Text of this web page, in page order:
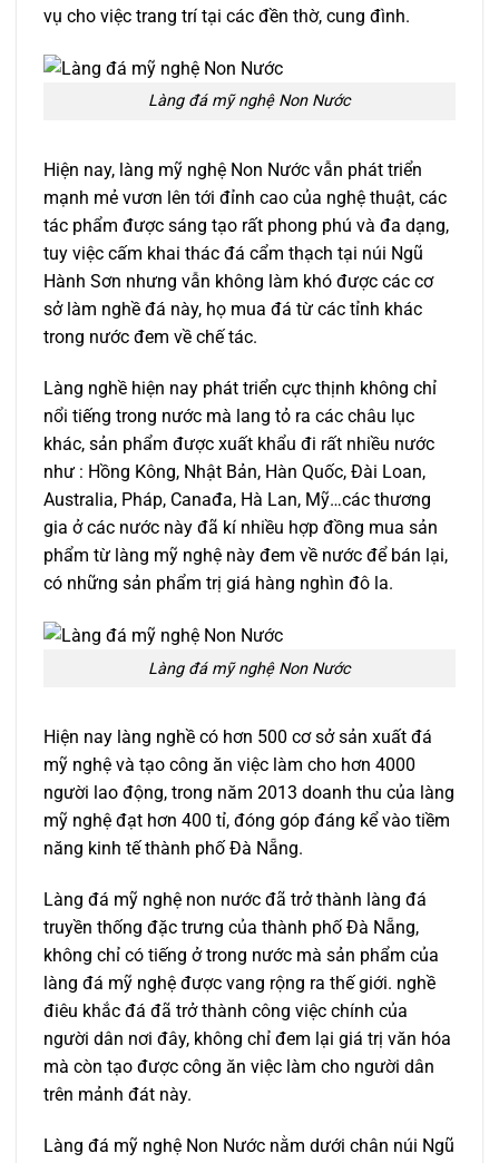
vụ cho việc trang trí tại các đền thờ, cung đình.
Làng đá mỹ nghệ Non Nước
Hiện nay, làng mỹ nghệ Non Nước vẫn phát triển
mạnh mẻ vươn lên tới đỉnh cao của nghệ thuật, các
tác phẩm được sáng tạo rất phong phú và đa dạng,
tuy việc cấm khai thác đá cẩm thạch tại núi Ngũ
Hành Sơn nhưng vẫn không làm khó được các cơ
sở làm nghề đá này, họ mua đá từ các tỉnh khác
trong nước đem về chế tác.
Làng nghề hiện nay phát triển cực thịnh không chỉ
nổi tiếng trong nước mà lang tỏ ra các châu lục
khác, sản phẩm được xuất khẩu đi rất nhiều nước
như : Hồng Kông, Nhật Bản, Hàn Quốc, Đài Loan,
Australia, Pháp, Canađa, Hà Lan, Mỹ…các thương
gia ở các nước này đã kí nhiều hợp đồng mua sản
phẩm từ làng mỹ nghệ này đem về nước để bán lại,
có những sản phẩm trị giá hàng nghìn đô la.
Làng đá mỹ nghệ Non Nước
Hiện nay làng nghề có hơn 500 cơ sở sản xuất đá
mỹ nghệ và tạo công ăn việc làm cho hơn 4000
người lao động, trong năm 2013 doanh thu của làng
mỹ nghệ đạt hơn 400 tỉ, đóng góp đáng kể vào tiềm
năng kinh tế thành phố Đà Nẵng.
Làng đá mỹ nghệ non nước đã trở thành làng đá
truyền thống đặc trưng của thành phố Đà Nẵng,
không chỉ có tiếng ở trong nước mà sản phẩm của
làng đá mỹ nghệ được vang rộng ra thế giới. nghề
điêu khắc đá đã trở thành công việc chính của
người dân nơi đây, không chỉ đem lại giá trị văn hóa
mà còn tạo được công ăn việc làm cho người dân
trên mảnh đát này.
Làng đá mỹ nghệ Non Nước nằm dưới chân núi Ngũ